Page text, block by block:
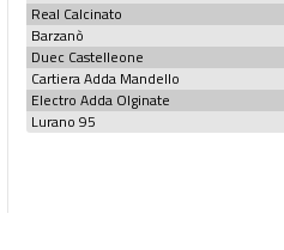
Real Calcinato
Barzanò
Duec Castelleone
Cartiera Adda Mandello
Electro Adda Olginate
Lurano 95